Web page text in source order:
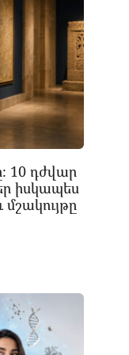
10 դժվար
իսկապես
մշակույթը